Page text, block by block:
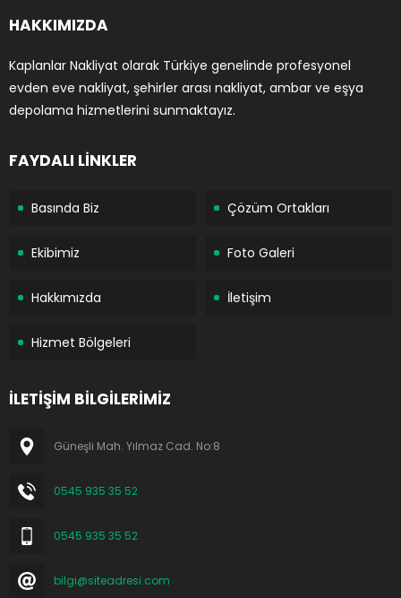
HAKKIMIZDA
Kaplanlar Nakliyat olarak Türkiye genelinde profesyonel
evden eve nakliyat, şehirler arası nakliyat, ambar ve eşya
depolama hizmetlerini sunmaktayız.
FAYDALI LİNKLER
Basında Biz Çözüm Ortakları
Ekibimiz Foto Galeri
Hakkımızda İletişim
Hizmet Bölgeleri
İLETİŞİM BİLGİLERİMİZ
Güneşli Mah. Yılmaz Cad. No:8
0545 935 35 52
0545 935 35 52
bilgi@siteadresi.com